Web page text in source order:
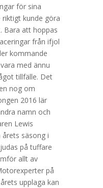
för sina
kunde göra
Bara att hoppas
från ifjol
kommande
med ännu
tillfälle. Det
nog om
2016 lär
namn och
Lewis
säsong i
på tuffare
allt av
på
upplaga kan